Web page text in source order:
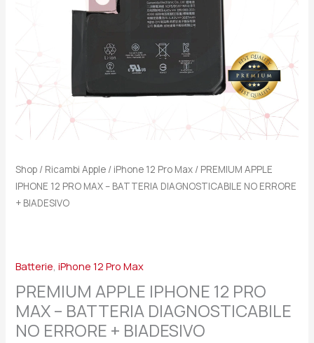
Shop / Ricambi Apple / iPhone 12 Pro Max / PREMIUM APPLE
IPHONE 12 PRO MAX – BATTERIA DIAGNOSTICABILE NO ERRORE
+ BIADESIVO
Batterie,iPhone 12 Pro Max
PREMIUM APPLE IPHONE 12 PRO
MAX – BATTERIA DIAGNOSTICABILE
NO ERRORE + BIADESIVO
BIADESIVO
quantità